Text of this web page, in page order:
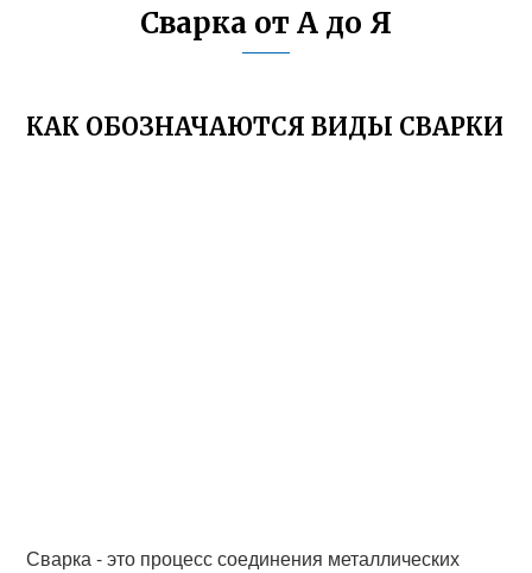
Сварка от А до Я
КАК ОБОЗНАЧАЮТСЯ ВИДЫ СВАРКИ
Сварка - это процесс соединения металлических